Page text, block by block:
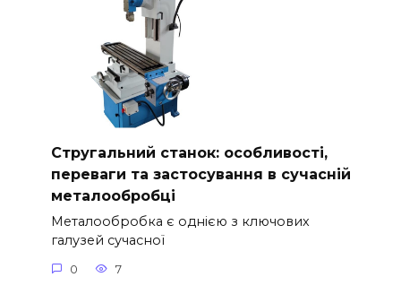
Стругальний станок: особливості,
переваги та застосування в сучасній
металообробці
Металообробка є однією з ключових
галузей сучасної
0 7